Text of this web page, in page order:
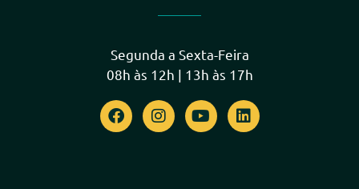
Segunda a Sexta-Feira
08h às 12h | 13h às 17h